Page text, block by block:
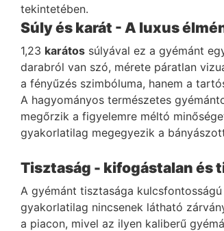
tekintetében.
Súly és karát - A luxus
1,23 karátos súlyával ez a gyémánt
darabról van szó, mérete páratlan
a fényűzés szimbóluma, hanem a
A hagyományos természetes
megőrzik a figyelemre méltó
gyakorlatilag megegyezik a
Tisztaság - kifogástalan és
A gyémánt tisztasága
gyakorlatilag nincsenek látható
a piacon, mivel az ilyen kaliberű